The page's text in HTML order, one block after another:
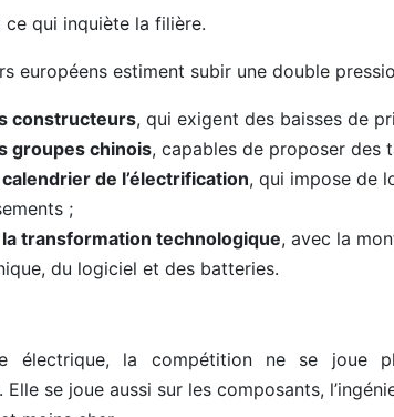
ce qui inquiète la filière.
européens estiment subir une double
constructeurs, qui exigent des baisses de
groupes chinois, capables de proposer des
de l’électrification, qui impose de
;
transformation technologique, avec la
du logiciel et des batteries.
électrique, la compétition ne se joue
Elle se joue aussi sur les composants,